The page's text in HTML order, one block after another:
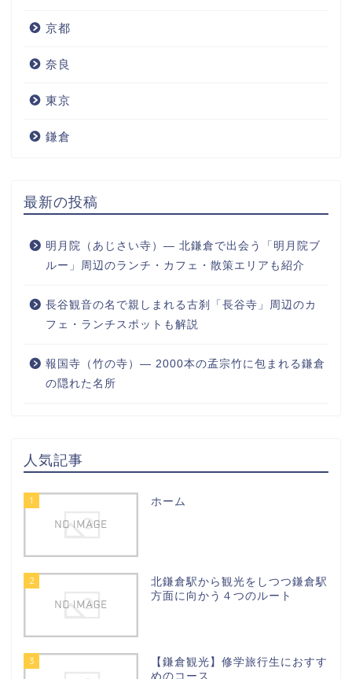
京都
奈良
東京
鎌倉
最新の投稿
明月院（あじさい寺）― 北鎌倉で出会う「明月院ブ
ルー」周辺のランチ・カフェ・散策エリアも紹介
長谷観音の名で親しまれる古刹「長谷寺」周辺のカ
フェ・ランチスポットも解説
報国寺（竹の寺）― 2000本の孟宗竹に包まれる鎌倉
の隠れた名所
人気記事
1 ホーム
2
北鎌倉駅から観光をしつつ鎌倉駅
方面に向かう４つのルート
3
【鎌倉観光】修学旅行生におすす
めのコース